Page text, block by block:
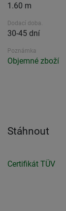
1.60 m
Dodací doba.
30-45 dní
Poznámka
Objemné zboží
Stáhnout
Certifikát TÜV